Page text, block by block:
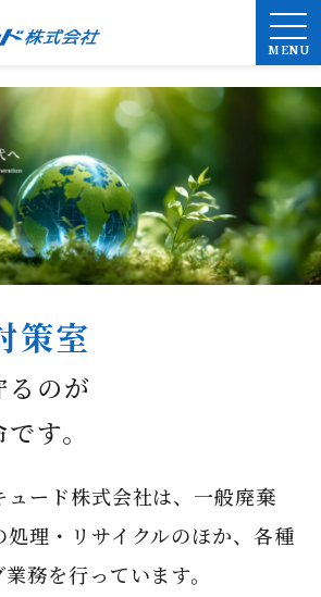
MENU
策室
のが
す。
ード株式会社は、一般廃棄
理・リサイクルのほか、各種
務を行っています。